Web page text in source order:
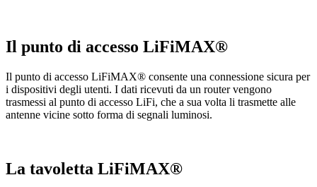
Il punto di accesso LiFiMAX®
Il punto di accesso LiFiMAX® consente una connessione sicura per
i dispositivi degli utenti. I dati ricevuti da un router vengono
trasmessi al punto di accesso LiFi, che a sua volta li trasmette alle
antenne vicine sotto forma di segnali luminosi.
La tavoletta LiFiMAX®